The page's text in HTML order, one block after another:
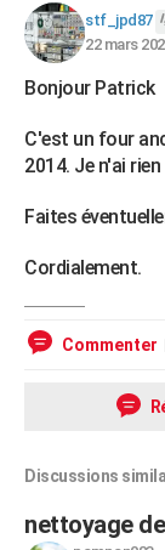
stf_jpd87
22 mars
Bonjour Patrick
C'est un four
2014. Je n'ai
Faites
Cordialement.
Commenter
Discussions
nettoyage